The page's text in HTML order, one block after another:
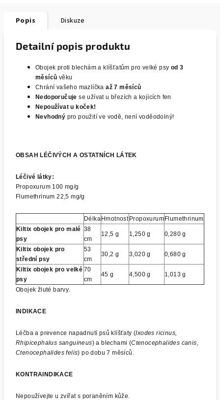
Popis Diskuze
Detailní popis produktu
Obojek proti blechám a klíšťatům pro velké psy od 3
měsíců věku
Chrání vašeho mazlíčkaaž 7 měsíců
Nedoporučujese užívat u březích a kojících fen
Nepoužívat u koček!
Nevhodný pro použití ve vodě, není voděodolný!
OBSAH LÉČIVÝCH A OSTATNÍCH LÁTEK
Léčivé látky:
Propoxurum 100 mg/g
Flumethrinum 22,5 mg/g
Délka Hmotnost Propoxurum Flumethrinum
Kiltix obojek pro malé
psy
38
cm
12,5 g 1,250 g 0,280 g
Kiltix obojek pro
střední psy
53
cm
30,2 g 3,020 g 0,680 g
Kiltix obojek pro velké
psy
70
cm
45 g 4,500 g 1,013 g
Obojek žluté barvy.
INDIKACE
Léčba a prevence napadnutí psů klíšťaty (Ixodes ricinus,
Rhipicephalus sanguineus) a blechami (Ctenocephalides canis,
Ctenocephalides felis) po dobu 7 měsíců.
KONTRAINDIKACE
Nepoužívejte u zvířat s poraněním kůže.